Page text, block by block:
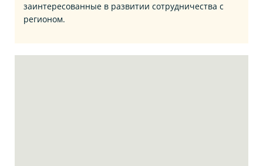
заинтересованные в развитии сотрудничества с
регионом.